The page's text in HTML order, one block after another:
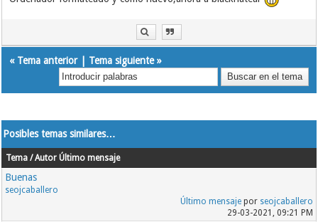
« Tema anterior| Tema siguiente»
Posibles temas similares…
Tema / Autor Último mensaje
Buenas
seojcaballero
Último mensajepor seojcaballero
29-03-2021, 09:21 PM